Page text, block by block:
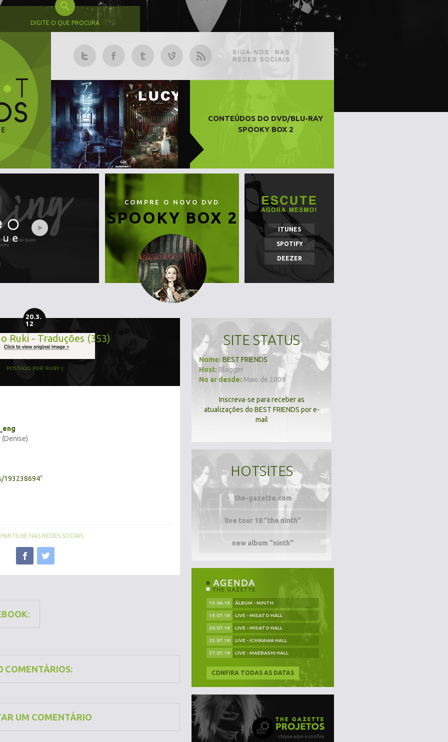
DIGITE O QUE PROCURA
CONTEÚDOS DO DVD/BLU-RAY
SPOOKY BOX 2
COMPRE O NOVO DVD
SPOOKY BOX 2
ITUNES
SPOTIFY
DEEZER
20.3.
12
Ruki - Traduções (353)
POSTADO POR RUBY
193238694"
NAS REDES SOCIAIS
COMENTÁRIOS:
UM COMENTÁRIO
SITE STATUS
Nome: BEST FRIENDS
Host: Blogger
No ar desde: Maio de 2009
Inscreva-se para receber as
atualizações do BEST FRIENDS por e-
mail
HOTSITES
the-gazette.com
live tour 18 "the ninth"
new album "ninth"
13.06.18 ÁLBUM - NINTH
19.07.18 LIVE - MISATO HALL
20.07.18 LIVE - MISATO HALL
25.07.18 LIVE - ICHIKAWA HALL
27.07.18 LIVE - MAEBASHI HALL
CONFIRA TODAS AS DATAS
clique aqui e confira